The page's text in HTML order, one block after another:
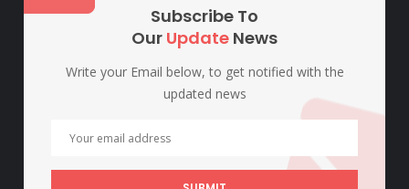
Subscribe To
Our Update News
Write your Email below, to get notified with the
updated news